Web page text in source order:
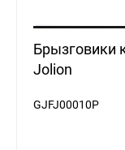
Брызговики
Jolion
GJFJ00010P